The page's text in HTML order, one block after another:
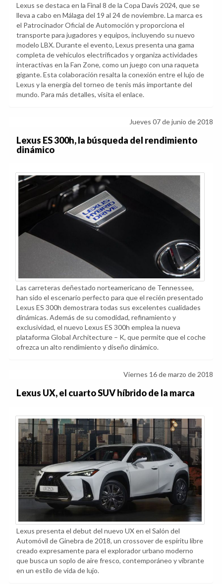
Lexus se destaca en la Final 8 de la Copa Davis 2024, que se
lleva a cabo en Málaga del 19 al 24 de noviembre. La marca es
el Patrocinador Oficial de Automoción y proporciona el
transporte para jugadores y equipos, incluyendo su nuevo
modelo LBX. Durante el evento, Lexus presenta una gama
completa de vehículos electrificados y organiza actividades
interactivas en la Fan Zone, como un juego con una raqueta
gigante. Esta colaboración resalta la conexión entre el lujo de
Lexus y la energía del torneo de tenis más importante del
mundo. Para más detalles, visita el enlace.
Jueves 07 de junio de 2018
Lexus ES 300h, la búsqueda del rendimiento
dinámico
Las carreteras deñestado norteamericano de Tennessee,
han sido el escenario perfecto para que el recién presentado
Lexus ES 300h demostrara todas sus excelentes cualidades
dinámicas. Además de su comodidad, refinamiento y
exclusividad, el nuevo Lexus ES 300h emplea la nueva
plataforma Global Architecture – K, que permite que el coche
ofrezca un alto rendimiento y diseño dinámico.
Viernes 16 de marzo de 2018
Lexus UX, el cuarto SUV híbrido de la marca
Lexus presenta el debut del nuevo UX en el Salón del
Automóvil de Ginebra de 2018, un crossover de espíritu libre
creado expresamente para el explorador urbano moderno
que busca un soplo de aire fresco, contemporáneo y vibrante
en un estilo de vida de lujo.